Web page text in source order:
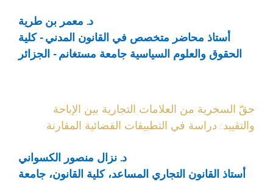
د. معمر بن طرية
أستاذ محاضر متخصص في القانون المدني - كلية
الحقوق والعلوم السياسية جامعة مستغانم - الجزائر
حقّ السخرية من العلامات التجارية بين الإباحة
والتقييد: دراسة في التطبيقات القضائية المقارنة
د. نزال منصور الكسواني
أستاذ القانون التجاري المساعد، كلية القانون، جامعة